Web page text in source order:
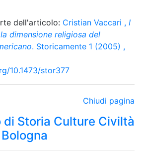
dell'articolo: Cristian Vaccari , I
dimensione religiosa del
. Storicamente 1 (2005) ,
10.1473/stor377
Chiudi pagina
Storia Culture Civiltà